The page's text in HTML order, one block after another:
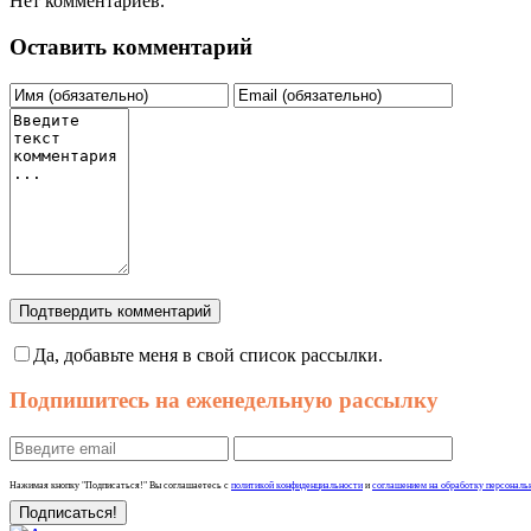
Оставить комментарий
Подтвердить комментарий
Да, добавьте меня в свой список рассылки.
Подпишитесь на еженедельную рассылку
Нажимая кнопку "Подписаться!" Вы соглашаетесь с политикой конфиденциальности и соглашением на обработку